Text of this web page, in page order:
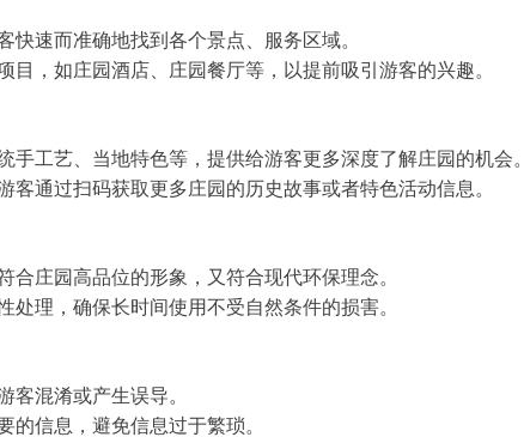
速而准确地找到各个景点、服务区域。
，如庄园酒店、庄园餐厅等，以提前吸引游客的兴趣。
工艺、当地特色等，提供给游客更多深度了解庄园的机会。
通过扫码获取更多庄园的历史故事或者特色活动信息。
庄园高品位的形象，又符合现代环保理念。
理，确保长时间使用不受自然条件的损害。
混淆或产生误导。
信息，避免信息过于繁琐。